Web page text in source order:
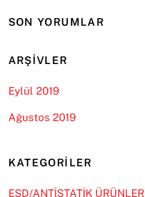
SON YORUMLAR
ARŞIVLER
Eylül 2019
Ağustos 2019
KATEGORILER
ESD/ANTİSTATİK ÜRÜNLER